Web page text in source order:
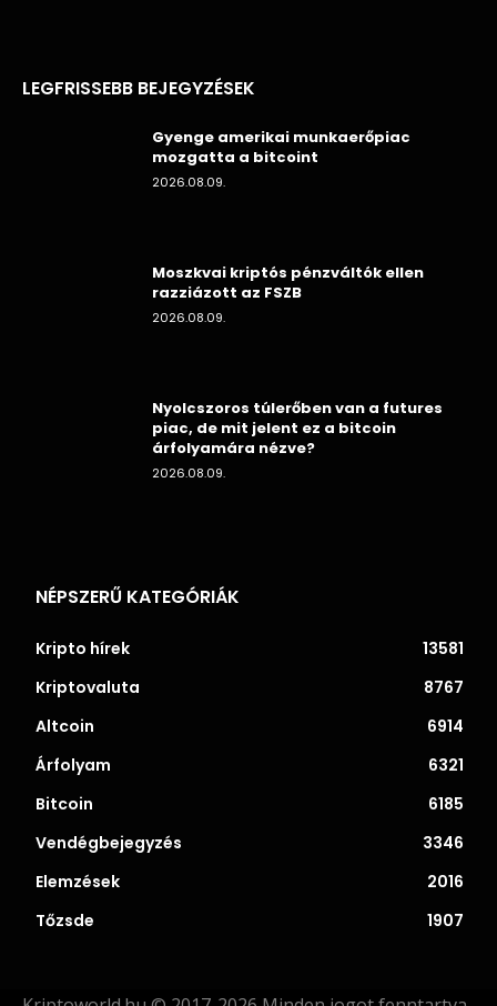
LEGFRISSEBB BEJEGYZÉSEK
Gyenge amerikai munkaerőpiac
mozgatta a bitcoint
2026.08.09.
Moszkvai kriptós pénzváltók ellen
razziázott az FSZB
2026.08.09.
Nyolcszoros túlerőben van a futures
piac, de mit jelent ez a bitcoin
árfolyamára nézve?
2026.08.09.
NÉPSZERŰ KATEGÓRIÁK
Kripto hírek
13581
Kriptovaluta
8767
Altcoin
6914
Árfolyam
6321
Bitcoin
6185
Vendégbejegyzés
3346
Elemzések
2016
Tőzsde
1907